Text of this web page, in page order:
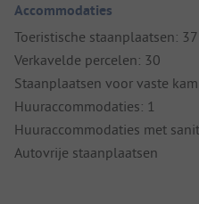
Accommodaties
Toeristische staanplaatsen: 37
Verkavelde percelen: 30
Staanplaatsen voor vaste
Huuraccommodaties: 1
Huuraccommodaties met
Autovrije staanplaatsen